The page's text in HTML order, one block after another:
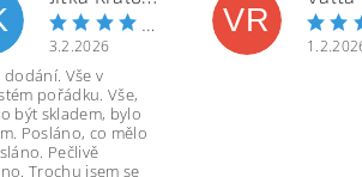
3.2.2026
dodání. Vše v
pořádku. Vše,
být skladem, bylo
Posláno, co mělo
Pečlivě
Trochu jsem se
VR